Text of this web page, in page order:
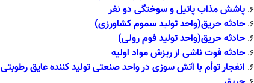
پاشش مذاب پاتیل و سوختگی دو نفر
حادثه حریق(واحد تولید سموم کشاورزی)
حادثه حریق(واحد تولید فوم رولی)
حادثه فوت ناشی از ریزش مواد اولیه
انفجار توأم با آتش سوزی در واحد صنعتی تولید کننده عایق رطوبتی